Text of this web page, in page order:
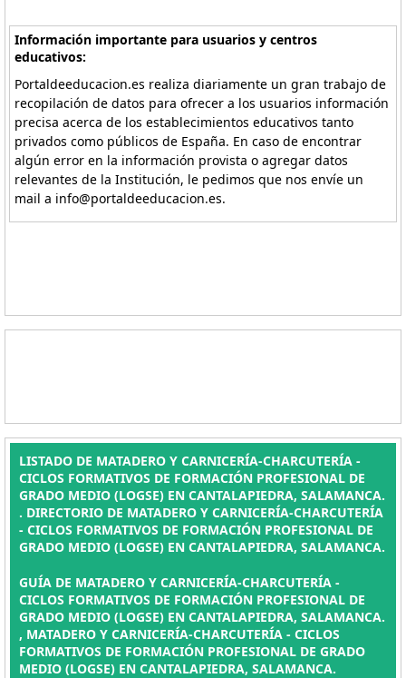
Información importante para usuarios y centros
educativos:
Portaldeeducacion.es realiza diariamente un gran trabajo de
recopilación de datos para ofrecer a los usuarios información
precisa acerca de los establecimientos educativos tanto
privados como públicos de España. En caso de encontrar
algún error en la información provista o agregar datos
relevantes de la Institución, le pedimos que nos envíe un
mail a info@portaldeeducacion.es.
LISTADO DE MATADERO Y CARNICERÍA-CHARCUTERÍA -
CICLOS FORMATIVOS DE FORMACIÓN PROFESIONAL DE
GRADO MEDIO (LOGSE) EN CANTALAPIEDRA, SALAMANCA.
. DIRECTORIO DE MATADERO Y CARNICERÍA-CHARCUTERÍA
- CICLOS FORMATIVOS DE FORMACIÓN PROFESIONAL DE
GRADO MEDIO (LOGSE) EN CANTALAPIEDRA, SALAMANCA.
GUÍA DE MATADERO Y CARNICERÍA-CHARCUTERÍA -
CICLOS FORMATIVOS DE FORMACIÓN PROFESIONAL DE
GRADO MEDIO (LOGSE) EN CANTALAPIEDRA, SALAMANCA.
, MATADERO Y CARNICERÍA-CHARCUTERÍA - CICLOS
FORMATIVOS DE FORMACIÓN PROFESIONAL DE GRADO
MEDIO (LOGSE) EN CANTALAPIEDRA, SALAMANCA.